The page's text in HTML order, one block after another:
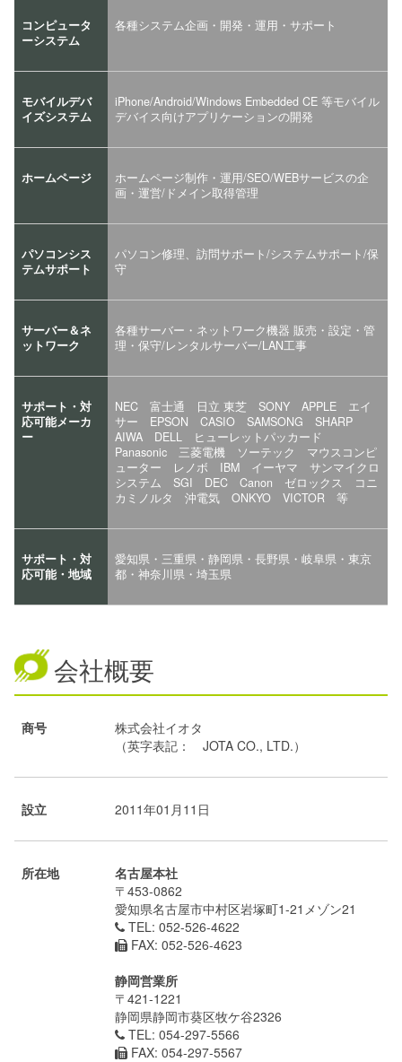
コンピュータ
ーシステム
各種システム企画・開発・運用・サポート
モバイルデバ
イズシステム
iPhone/Android/Windows Embedded CE 等モバイル
デバイス向けアプリケーションの開発
ホームページ
ホームページ制作・運用/SEO/WEBサービスの企
画・運営/ドメイン取得管理
パソコンシス
テムサポート
パソコン修理、訪問サポート/システムサポート/保
守
サーバー＆ネ
ットワーク
各種サーバー・ネットワーク機器 販売・設定・管
理・保守/レンタルサーバー/LAN工事
サポート・対
応可能メーカ
ー
NEC 富士通 日立 東芝 SONY APPLE エイ
サー EPSON CASIO SAMSONG SHARP
AIWA DELL ヒューレットパッカード
Panasonic 三菱電機 ソーテック マウスコンピ
ューター レノボ IBM イーヤマ サンマイクロ
システム SGI DEC Canon ゼロックス コニ
カミノルタ 沖電気 ONKYO VICTOR 等
サポート・対
応可能・地域
愛知県・三重県・静岡県・長野県・岐阜県・東京
都・神奈川県・埼玉県
会社概要
商号
株式会社イオタ
（英字表記： JOTA CO., LTD.）
設立 2011年01月11日
所在地
名古屋本社
〒453-0862
愛知県名古屋市中村区岩塚町1-21メゾン21
TEL: 052-526-4622
FAX: 052-526-4623
静岡営業所
〒421-1221
静岡県静岡市葵区牧ケ谷2326
TEL: 054-297-5566
FAX: 054-297-5567